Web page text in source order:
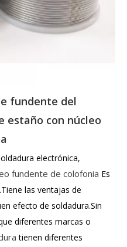
fundente del
estaño con núcleo
electrónica,
fundente de colofonia Es
las ventajas de
efecto de soldadura.Sin
diferentes marcas o
tienen diferentes